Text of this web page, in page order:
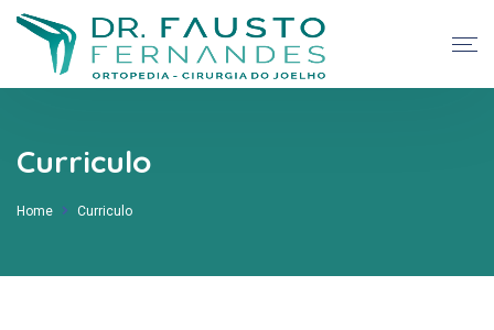
Curriculo
Home Curriculo